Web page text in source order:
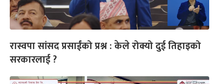
रास्वपा सांसद प्रसाईंको प्रश्न : केले रोक्यो दुई तिहाइको
सरकारलाई ?